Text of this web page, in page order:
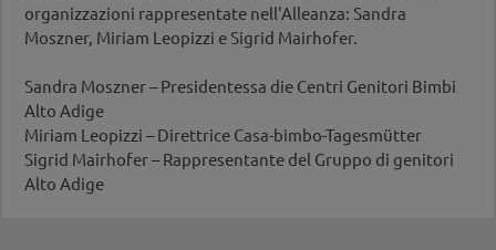
organizzazioni rappresentate nell'Alleanza: Sandra
Moszner, Miriam Leopizzi e Sigrid Mairhofer.
Sandra Moszner – Presidentessa die Centri Genitori Bimbi
Alto Adige
Miriam Leopizzi – Direttrice Casa-bimbo-Tagesmütter
Sigrid Mairhofer – Rappresentante del Gruppo di genitori
Alto Adige